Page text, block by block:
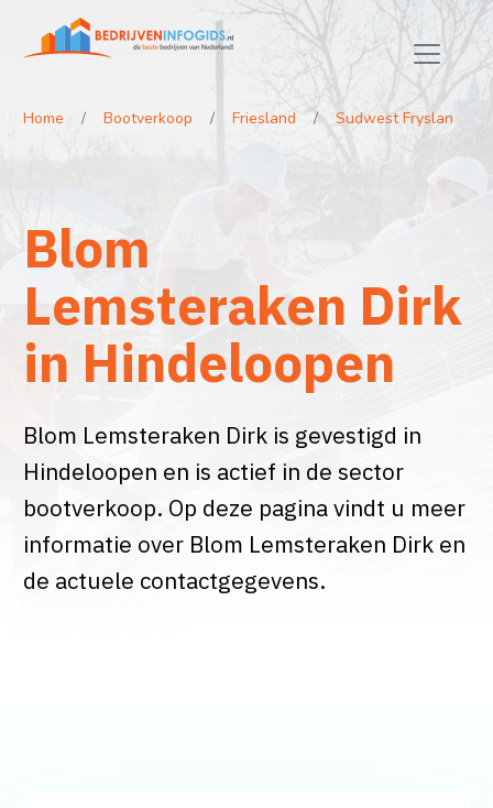
Home Bootverkoop Friesland Sudwest Fryslan
Blom
Lemsteraken Dirk
in Hindeloopen
Blom Lemsteraken Dirk is gevestigd in
Hindeloopen en is actief in de sector
bootverkoop. Op deze pagina vindt u meer
informatie over Blom Lemsteraken Dirk en
de actuele contactgegevens.